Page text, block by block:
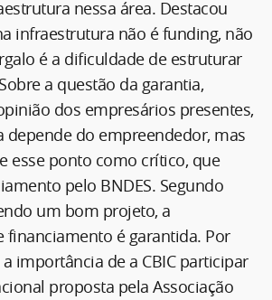
nessa área. Destacou
infraestrutura não é funding, não
é a dificuldade de estruturar
a questão da garantia,
dos empresários presentes,
depende do empreendedor, mas
esse ponto como crítico, que
pelo BNDES. Segundo
um bom projeto, a
financiamento é garantida. Por
importância de a CBIC participar
proposta pela Associação